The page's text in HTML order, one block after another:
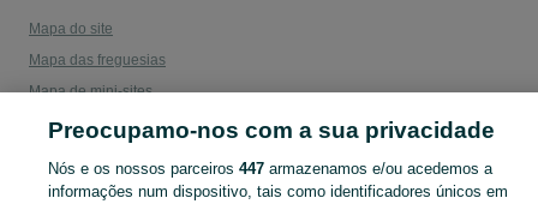
Mapa do site
Mapa das freguesias
Mapa de mini-sites
Pesquisas populares
Preocupamo-nos com a sua privacidade
Nós e os nossos parceiros 447armazenamos e/ou acedemos a
informações num dispositivo, tais como identificadores únicos em